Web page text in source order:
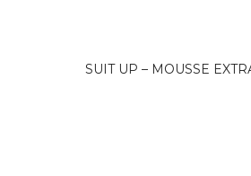
SUIT UP – MOUSSE